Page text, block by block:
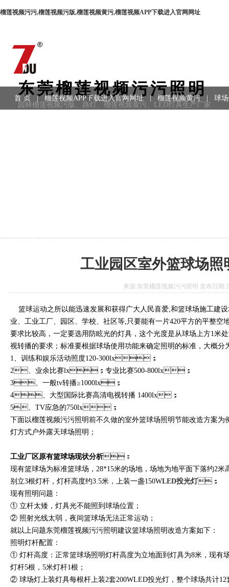
榴莲视频污污,榴莲视频污版,榴莲视频黄污,榴莲视频APP下载进入官网网址
东莞榴莲视频污污照明
园林榴莲视频污版、路灯、榴莲视频黄污、LED灯具生产厂家
首 页 | 榴莲视频APP下载进入官网网址 | 榴莲视频黄污 球
工业园区室外篮球场照
来源:东莞榴莲视频污污照明 发布日期
篮球运动之所以能迅速发展和获得广大人民喜爱,和篮球场施工建
业、工业工厂、园区、学校、社区等,只要能有一片420平方的平
要求比较高，一定要选用防眩光的灯具，这个光度是从球场上方1
视转播的要求；标准要根据球场使用功能来确定照明的标准，大概分为以
1、训练和娱乐活动照度120-300lx；
2、业余比赛lx；专业比赛500-800lx；
3、一般tv转播≥1000lx；
4、大型国际比赛高清电视转播 1400lx；
5、TV应急的750lx；
下面以榴莲视频污污照明前不久做的室外篮球场照明节能改造方案为
灯方式户外露天球场照明；
工业厂区原有篮球场现状分析：
现有篮球场为标准篮球场，28*15米的场地，场地为地平面下落约2米
别立3根灯杆，灯杆高度约3.5米，上装一盏150WLED投光灯；
现有照明问题：
① 立杆太矮，灯具光不能照到球场位置；
② 照射光线太弱，夜间篮球场无法正常运动；
就以上问题东莞榴莲视频污污照明建议篮球场照明改造方案如下：
照明灯杆配置：
① 灯杆高度：正常篮球场照明灯杆高度为立地面到灯具为8米，现
灯杆5根，5米灯杆1根；
② 球场灯上装灯具每根杆上装2套200WLED投光灯，整个球场共计12套灯